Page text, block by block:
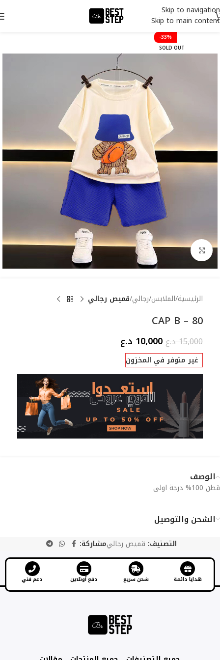
Skip to navigation
Skip to main content
-33%
SOLD OUT
Click to enlarge
الرئيسية الملابس رجالي قميص رجالي
CAP B – 80
15,000د.ع10,000 د.ع
غير متوفر في المخزون
الوصف
قطن 100% درجة اولى
الشحن والتوصيل
التصنيف: قميص رجاليمشاركة:
هدايا دائمة شحن سريع دفع أونلاين دعم فني